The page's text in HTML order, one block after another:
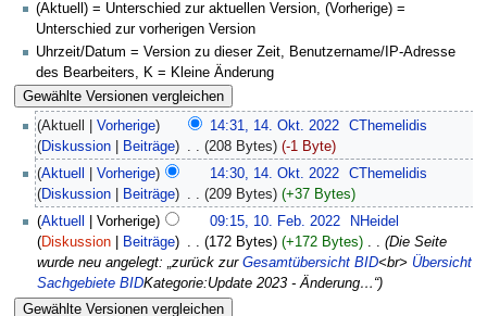
(Aktuell) = Unterschied zur aktuellen Version, (Vorherige) =
Unterschied zur vorherigen Version
Uhrzeit/Datum = Version zu dieser Zeit, Benutzername/IP-Adresse
des Bearbeiters, K = Kleine Änderung
Aktuell Vorherige 14:31, 14. Okt. 2022
CThemelidis
Diskussion
Beiträge 208 Bytes
-1 Byte
Aktuell
Vorherige 14:30, 14. Okt. 2022
CThemelidis
Diskussion
Beiträge 209 Bytes
+37 Bytes
Aktuell
Vorherige 09:15, 10. Feb. 2022
NHeidel
Diskussion
Beiträge 172 Bytes +172 Bytes ‎
Die Seite
wurde neu angelegt: „zurück zur Gesamtübersicht BID<br> Übersicht
Sachgebiete BIDKategorie:Update 2023 - Änderung…“